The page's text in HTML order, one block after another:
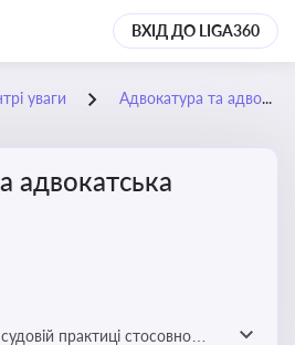
ВХІД ДО LIGA360
уваги Адвокатура та адвокатська діяльність
адвокатська
практиці стосовно